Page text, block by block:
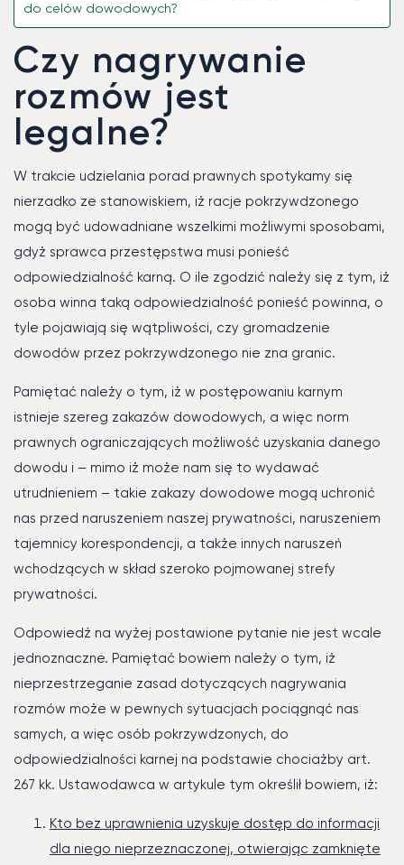
do celów dowodowych?
Czy nagrywanie
rozmów jest
legalne?
W trakcie udzielania porad prawnych spotykamy się
nierzadko ze stanowiskiem, iż racje pokrzywdzonego
mogą być udowadniane wszelkimi możliwymi sposobami,
gdyż sprawca przestępstwa musi ponieść
odpowiedzialność karną. O ile zgodzić należy się z tym, iż
osoba winna taką odpowiedzialność ponieść powinna, o
tyle pojawiają się wątpliwości, czy gromadzenie
dowodów przez pokrzywdzonego nie zna granic.
Pamiętać należy o tym, iż w postępowaniu karnym
istnieje szereg zakazów dowodowych, a więc norm
prawnych ograniczających możliwość uzyskania danego
dowodu i – mimo iż może nam się to wydawać
utrudnieniem – takie zakazy dowodowe mogą uchronić
nas przed naruszeniem naszej prywatności, naruszeniem
tajemnicy korespondencji, a także innych naruszeń
wchodzących w skład szeroko pojmowanej strefy
prywatności.
Odpowiedź na wyżej postawione pytanie nie jest wcale
jednoznaczne. Pamiętać bowiem należy o tym, iż
nieprzestrzeganie zasad dotyczących nagrywania
rozmów może w pewnych sytuacjach pociągnąć nas
samych, a więc osób pokrzywdzonych, do
odpowiedzialności karnej na podstawie chociażby art.
267 kk. Ustawodawca w artykule tym określił bowiem, iż:
Kto bez uprawnienia uzyskuje dostęp do informacji
dla niego nieprzeznaczonej, otwierając zamknięte